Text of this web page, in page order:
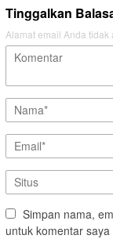
Tinggalkan
Alamat email Anda tidak
Simpan nama,
untuk komentar